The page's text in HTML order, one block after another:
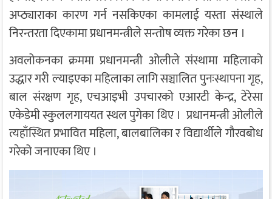
अप्ठ्याराका कारण गर्न नसकिएका कामलाई यस्ता संस्थाले
निरन्तरता दिएकामा प्रधानमन्त्रीले सन्तोष व्यक्त गरेका छन ।
अवलोकनका क्रममा प्रधानमन्त्री ओलीले संस्थामा महिलाको
उद्धार गरी ल्याइएका महिलाका लागि सञ्चालित पुनःस्थापना गृह,
बाल संरक्षण गृह, एचआइभी उपचारको एआरटी केन्द्र, टेरेसा
एकेडेमी स्कुुललगाययत स्थल पुगेका थिए । प्रधानमन्त्री ओलीले
त्यहाँस्थित प्रभावित महिला, बालबालिका र विद्यार्थीले गौरवबोध
गरेको जनाएका थिए ।